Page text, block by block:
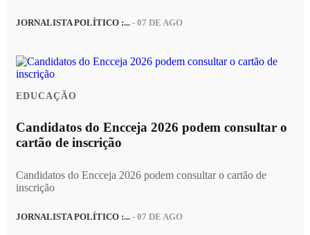
JORNALISTA POLÍTICO :... - 07 DE AGO
EDUCAÇÃO
Candidatos do Encceja 2026 podem consultar o
cartão de inscrição
Candidatos do Encceja 2026 podem consultar o cartão de
inscrição
JORNALISTA POLÍTICO :... - 07 DE AGO